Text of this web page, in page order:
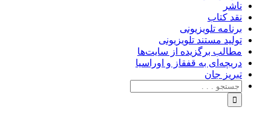
ناشر
نقد کتاب
برنامه‌ تلویزیونی
تولید مستند تلویزیونی
مطالب برگزیده از سایت‌ها
دریچه‌ای به قفقاز و اوراسیا
تبریزِ جان
جستجو
برای: